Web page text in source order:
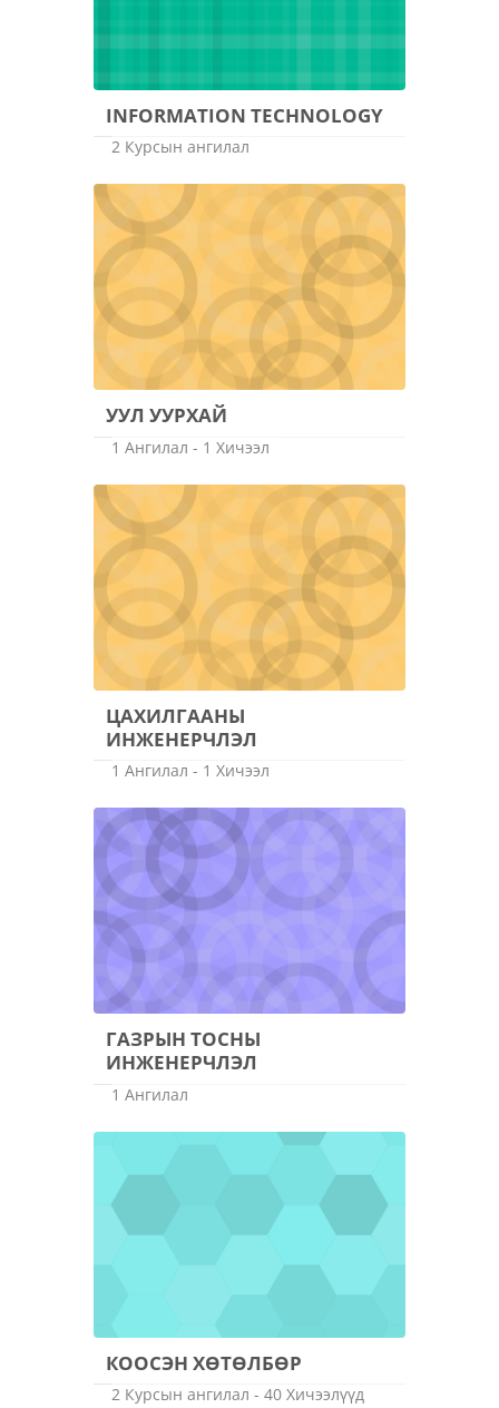
INFORMATION TECHNOLOGY
2 Курсын ангилал
УУЛ УУРХАЙ
1 Ангилал - 1 Хичээл
ЦАХИЛГААНЫ
ИНЖЕНЕРЧЛЭЛ
1 Ангилал - 1 Хичээл
ГАЗРЫН ТОСНЫ
ИНЖЕНЕРЧЛЭЛ
1 Ангилал
КООСЭН ХӨТӨЛБӨР
2 Курсын ангилал - 40 Хичээлүүд